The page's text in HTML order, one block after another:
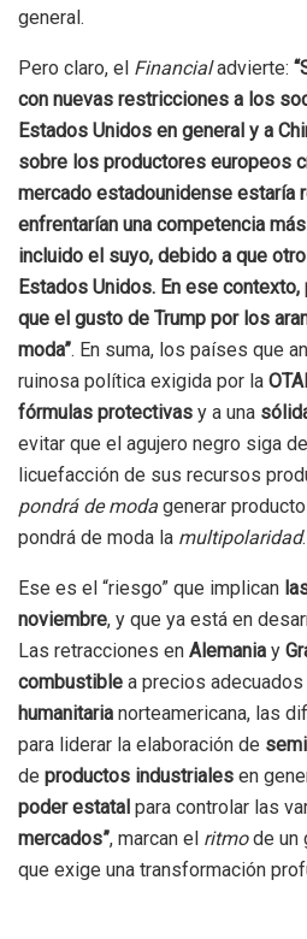
general.
Pero claro, el Financialadvierte: “
con nuevas restricciones a los
Estados Unidos en general y a
sobre los productores europeos
mercado estadounidense estaría
enfrentarían una competencia
incluido el suyo, debido a que
Estados Unidos. En ese
que el gusto de Trump por los
moda”. En suma, los países que
ruinosa política exigida por la
fórmulas protectivas y a una
evitar que el agujero negro siga
licuefacción de sus recursos
pondrá de moda generar
pondrá de moda la multipolaridad.
Ese es el “riesgo” que implican
noviembre, y que ya está en
Las retracciones en Alemania y
combustible a precios adecuados
humanitaria norteamericana, las
para liderar la elaboración de
de productos industriales en
poder estatal para controlar las
mercados”, marcan el ritmode un
que exige una transformación